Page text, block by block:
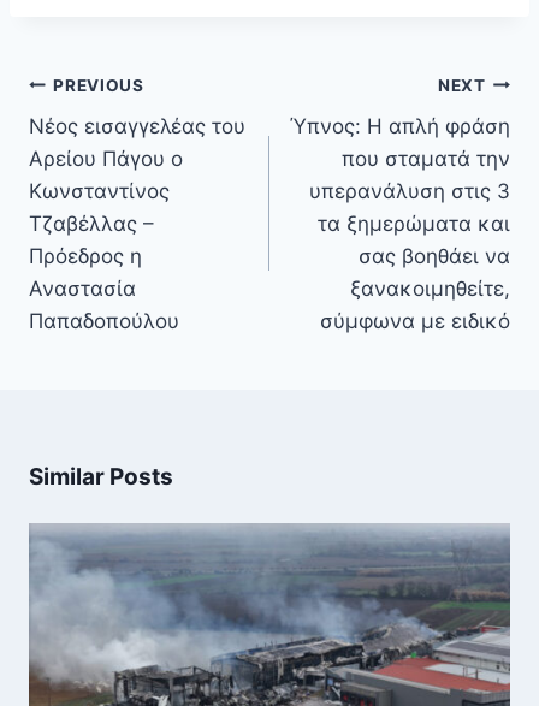
Πλοήγηση
άρθρων
PREVIOUS
Νέος εισαγγελέας του
Αρείου Πάγου ο
Κωνσταντίνος
Τζαβέλλας –
Πρόεδρος η
Αναστασία
Παπαδοπούλου
NEXT
Ύπνος: Η απλή φράση
που σταματά την
υπερανάλυση στις 3
τα ξημερώματα και
σας βοηθάει να
ξανακοιμηθείτε,
σύμφωνα με ειδικό
Similar Posts